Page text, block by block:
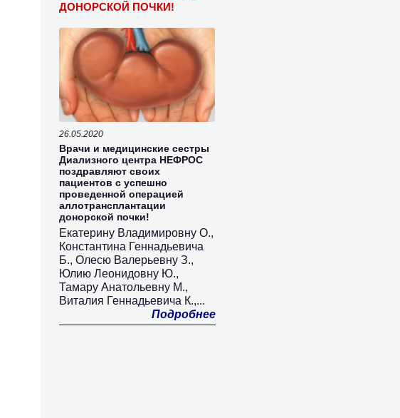
ДОНОРСКОЙ ПОЧКИ!
26.05.2020
Врачи и медицинские сестры
Диализного центра НЕФРОС
поздравляют своих
пациентов с успешно
проведенной операцией
аллотрансплантации
донорской почки!
Екатерину Владимировну О.,
Константина Геннадьевича
Б., Олесю Валерьевну З.,
Юлию Леонидовну Ю.,
Тамару Анатольевну М.,
Виталия Геннадьевича К.,...
Подробнее